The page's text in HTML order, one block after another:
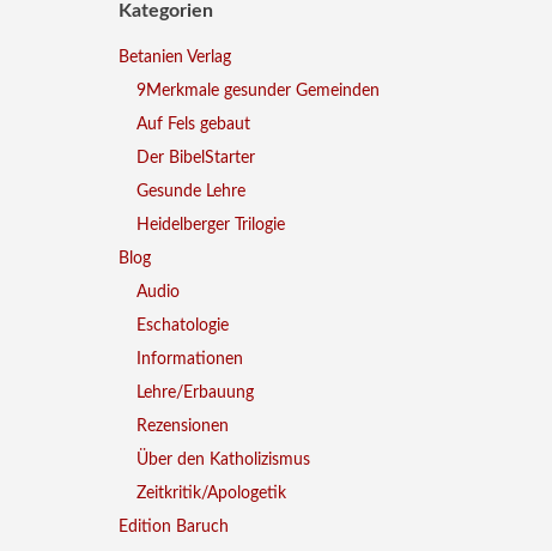
Kategorien
Betanien Verlag
9Merkmale gesunder Gemeinden
Auf Fels gebaut
Der BibelStarter
Gesunde Lehre
Heidelberger Trilogie
Blog
Audio
Eschatologie
Informationen
Lehre/Erbauung
Rezensionen
Über den Katholizismus
Zeitkritik/Apologetik
Edition Baruch